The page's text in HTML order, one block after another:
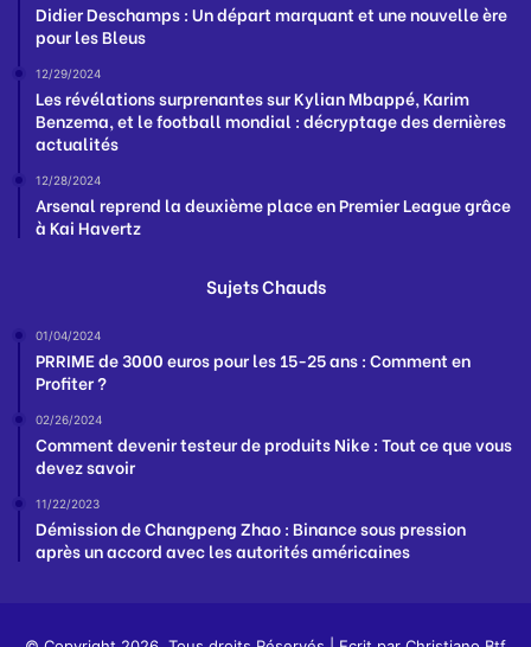
Didier Deschamps : Un départ marquant et une nouvelle ère
pour les Bleus
12/29/2024
Les révélations surprenantes sur Kylian Mbappé, Karim
Benzema, et le football mondial : décryptage des dernières
actualités
12/28/2024
Arsenal reprend la deuxième place en Premier League grâce
à Kai Havertz
Sujets Chauds
01/04/2024
PRRIME de 3000 euros pour les 15-25 ans : Comment en
Profiter ?
02/26/2024
Comment devenir testeur de produits Nike : Tout ce que vous
devez savoir
11/22/2023
Démission de Changpeng Zhao : Binance sous pression
après un accord avec les autorités américaines